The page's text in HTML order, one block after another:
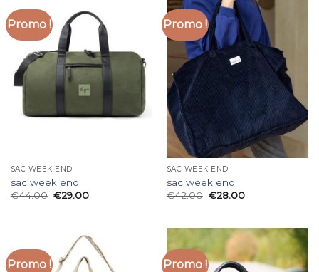
Promo !
SAC WEEK END
sac week end
€44.00 €29.00
Promo !
SAC WEEK END
sac week end
€42.00 €28.00
Promo ! Promo !